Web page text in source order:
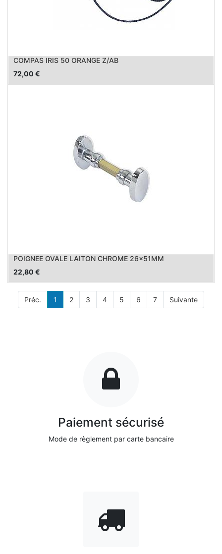
COMPAS IRIS 50 ORANGE Z/AB
72,00 €
POIGNEE OVALE LAITON CHROME 26x51MM
22,80 €
Préc. 1 2 3 4 5 6 7 Suivante
Paiement sécurisé
Mode de règlement par carte bancaire